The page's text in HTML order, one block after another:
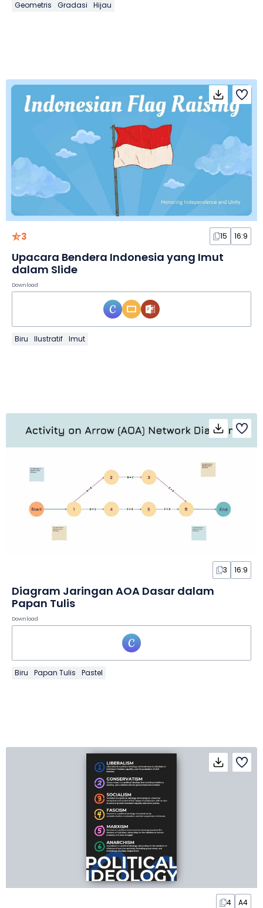
Geometris Gradasi Hijau
3 15 16:9
Upacara Bendera Indonesia yang Imut
dalam Slide
Download
Biru Ilustratif Imut
3 16:9
Diagram Jaringan AOA Dasar dalam
Papan Tulis
Download
Biru Papan Tulis Pastel
4 A4